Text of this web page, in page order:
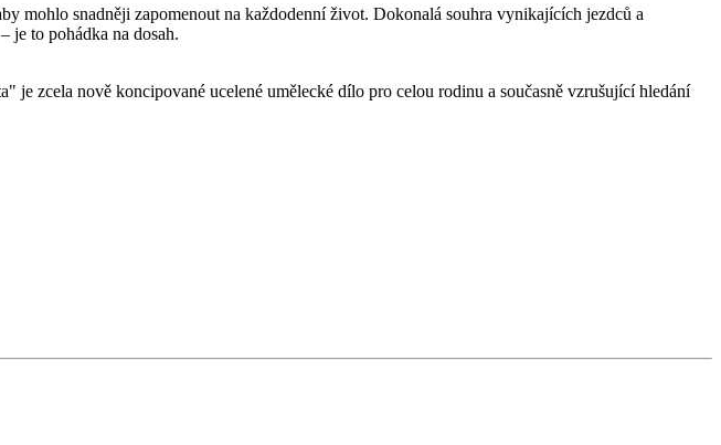
snadněji zapomenout na každodenní život. Dokonalá souhra vynikajících jezdců a
je to pohádka na dosah.
zcela nově koncipované ucelené umělecké dílo pro celou rodinu a současně vzrušující hledání